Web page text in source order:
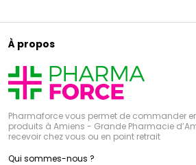
À propos
Pharmaforce vous permet de commander
produits à Amiens - Grande Pharmacie
recevoir chez vous ou en point retrait
Qui sommes-nous ?